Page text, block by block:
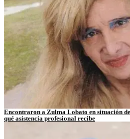
Encontraron a Zulma Lobato en situación
qué asistencia profesional recibe